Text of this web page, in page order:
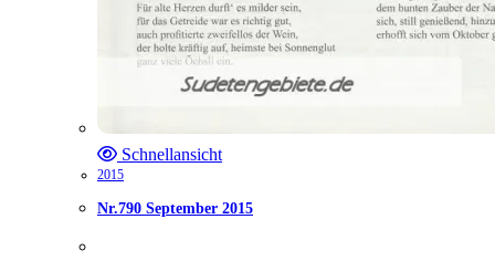
Schnellansicht
2015
Nr.790 September 2015